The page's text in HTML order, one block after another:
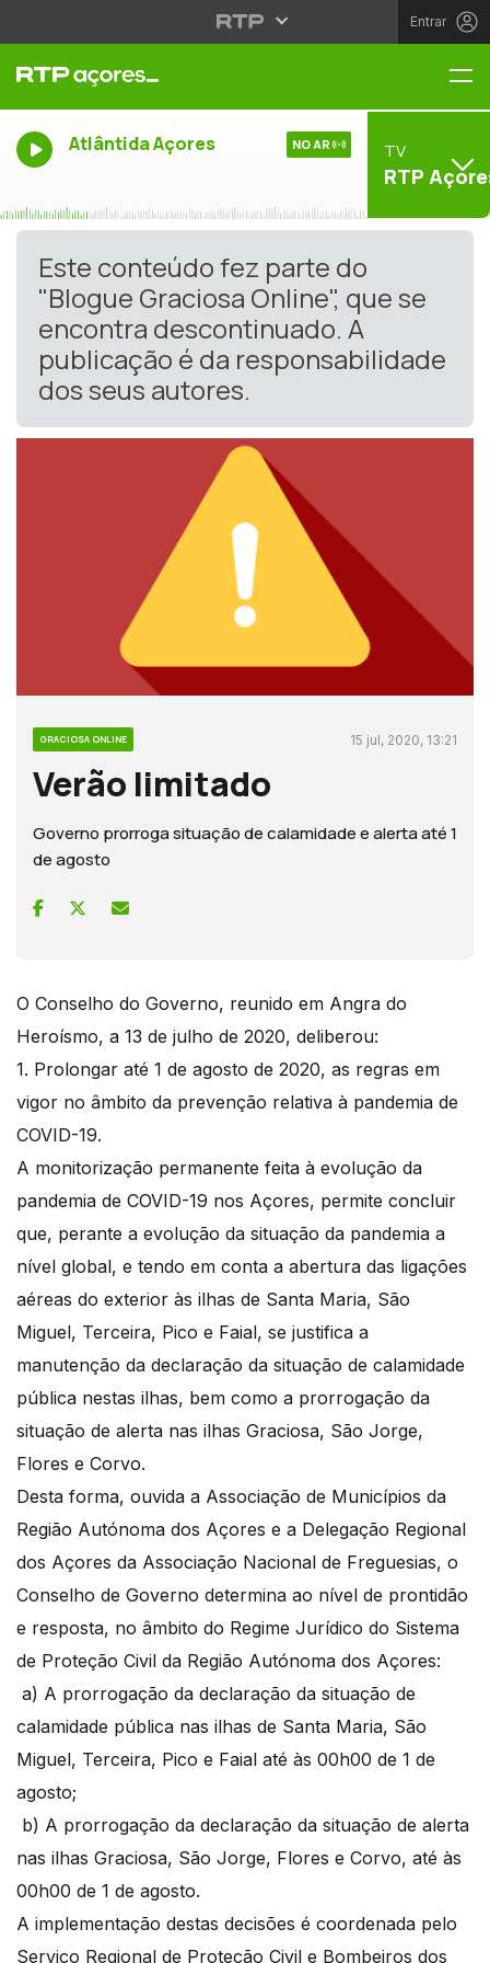
Entrar
Atlântida Açores NO AR TV
RTP
Este conteúdo fez parte do
"Blogue Graciosa Online", que se
encontra descontinuado. A
publicação é da responsabilidade
dos seus autores.
GRACIOSA ONLINE 15 jul, 2020, 13:21
Verão limitado
Governo prorroga situação de calamidade e alerta até 1
de agosto
O Conselho do Governo, reunido em Angra do
Heroísmo, a 13 de julho de 2020, deliberou:
1. Prolongar até 1 de agosto de 2020, as regras em
vigor no âmbito da prevenção relativa à pandemia de
COVID-19.
A monitorização permanente feita à evolução da
pandemia de COVID-19 nos Açores, permite concluir
que, perante a evolução da situação da pandemia a
nível global, e tendo em conta a abertura das ligações
aéreas do exterior às ilhas de Santa Maria, São
Miguel, Terceira, Pico e Faial, se justifica a
manutenção da declaração da situação de calamidade
pública nestas ilhas, bem como a prorrogação da
situação de alerta nas ilhas Graciosa, São Jorge,
Flores e Corvo.
Desta forma, ouvida a Associação de Municípios da
Região Autónoma dos Açores e a Delegação Regional
dos Açores da Associação Nacional de Freguesias, o
Conselho de Governo determina ao nível de prontidão
e resposta, no âmbito do Regime Jurídico do Sistema
de Proteção Civil da Região Autónoma dos Açores:
a) A prorrogação da declaração da situação de
calamidade pública nas ilhas de Santa Maria, São
Miguel, Terceira, Pico e Faial até às 00h00 de 1 de
agosto;
b) A prorrogação da declaração da situação de alerta
nas ilhas Graciosa, São Jorge, Flores e Corvo, até às
00h00 de 1 de agosto.
A implementação destas decisões é coordenada pelo
Serviço Regional de Proteção Civil e Bombeiros dos